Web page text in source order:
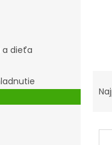
a dieťa
A
EV